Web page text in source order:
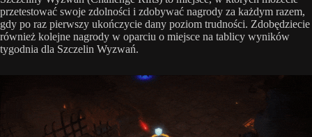
przetestować swoje zdolności i zdobywać nagrody za każdym razem,
gdy po raz pierwszy ukończycie dany poziom trudności. Zdobędziecie
również kolejne nagrody w oparciu o miejsce na tablicy wyników
tygodnia dla Szczelin Wyzwań.